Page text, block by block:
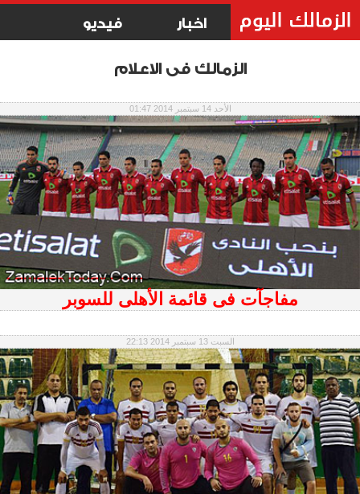
اخبار فيديو
الزمالك فى الاعلام
الأحد 14 سبتمبر 2014 01:47
مفاجآت فى قائمة الأهلى للسوبر
السبت 13 سبتمبر 2014 22:13